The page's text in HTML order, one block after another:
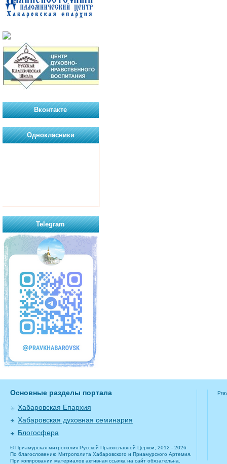
Вконтакте
Однокласники
Telegram
Основные разделы портала
Хабаровская Епархия
Хабаровская духовная семинария
Блогосфера
© Приамурская митрополия Русской Православной Церкви, 2012 - 2026
По благословению Митрополита Хабаровского и Приамурского Артемия.
При копировании материалов активная ссылка на сайт обязательна.